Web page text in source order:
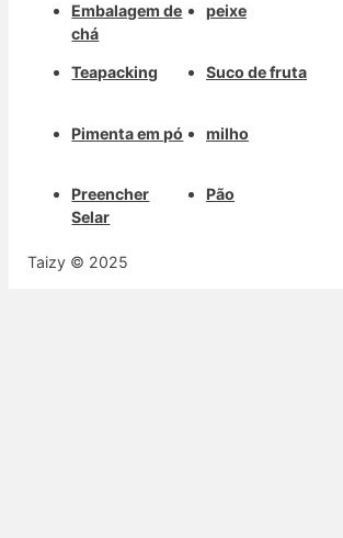
Embalagem de
chá
Teapacking
Pimenta em pó
Preencher
Selar
peixe
Suco de fruta
milho
Pão
Taizy © 2025